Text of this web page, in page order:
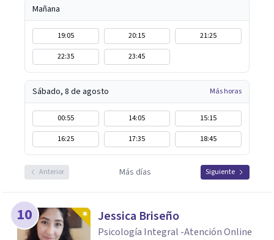
Mañana
19:05 20:15
21:25
22:35
23:45
Sábado, 8 de agosto Más horas
00:55 14:05
15:15
16:25
17:35 18:45
Anterior Más días Siguiente
10 Jessica Briseño
Psicología Integral -Atención Online